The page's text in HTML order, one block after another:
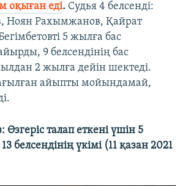
оқыған еді. Судья 4 белсенді:
Ноян Рахымжанов, Қайрат
5 жылға бас
9 белсендінің бас
2 жылға дейін шектеді.
айыпты мойындамай,
талап еткені үшін 5
белсендінің үкімі (11 қазан 2021